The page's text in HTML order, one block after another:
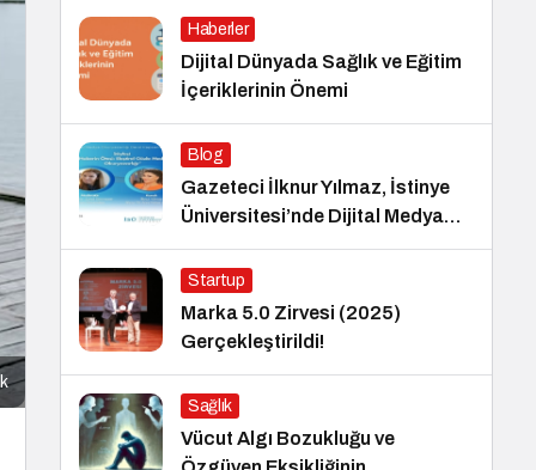
Haberler
Dijital Dünyada Sağlık ve Eğitim
İçeriklerinin Önemi
Blog
Gazeteci İlknur Yılmaz, İstinye
Üniversitesi’nde Dijital Medya
Okuryazarlığı Dersinin Konuğu
Oldu
Startup
Marka 5.0 Zirvesi (2025)
Gerçekleştirildi!
Sağlık
Vücut Algı Bozukluğu ve